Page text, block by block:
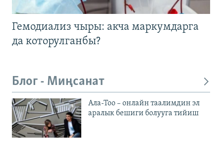
Гемодиализ чыры: акча маркумдарга
да которулганбы?
Блог - Миңсанат
Ала-Тоо – онлайн таалимдин эл
аралык бешиги болууга тийиш